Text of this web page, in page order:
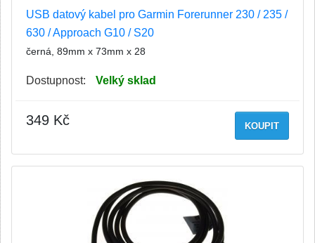
USB datový kabel pro Garmin Forerunner 230 / 235 /
630 / Approach G10 / S20
černá, 89mm x 73mm x 28
Dostupnost: Velký sklad
KOUPIT
349 Kč